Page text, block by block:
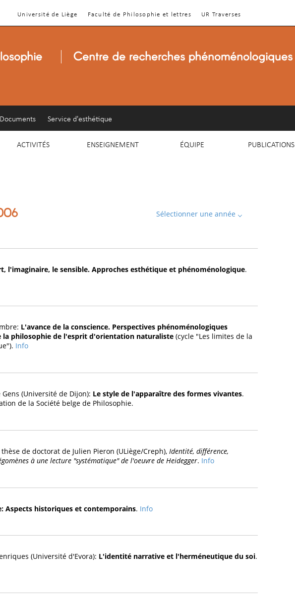
Université de Liège Faculté de Philosophie et lettres UR Traverses
Centre de recherches phénoménologiques
Documents Service d'esthétique
ACTIVITÉS ENSEIGNEMENT ÉQUIPE PUBLICATIONS
Sélectionner une année
l'imaginaire, le sensible. Approches esthétique et phénoménologique.
L'avance de la conscience. Perspectives phénoménologiques
la philosophie de l'esprit d'orientation naturaliste (cycle "Les limites de la
Info
(Université de Dijon): Le style de l'apparaître des formes vivantes.
de la Société belge de Philosophie.
de doctorat de Julien Pieron (ULiège/Creph), Identité, différence,
à une lecture "systématique" de l'oeuvre de Heidegger. Info
Aspects historiques et contemporains. Info
(Université d'Evora): L'identité narrative et l'herméneutique du soi.